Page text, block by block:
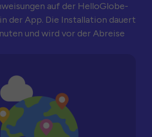
auf der HelloGlobe-
der App. Die Installation dauert
und wird vor der Abreise